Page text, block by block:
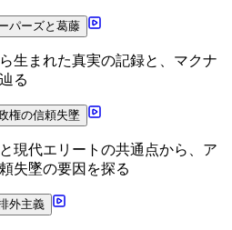
パーズと葛藤
生まれた真実の記録と、マクナ
る
権の信頼失墜
現代エリートの共通点から、ア
失墜の要因を探る
外主義